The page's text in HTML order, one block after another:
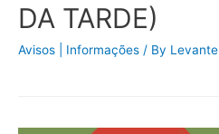
DA TARDE)
Avisos | Informações / By Levante